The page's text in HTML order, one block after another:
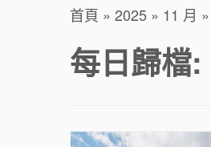
首頁 » 2025 » 11 月 »
每日歸檔: